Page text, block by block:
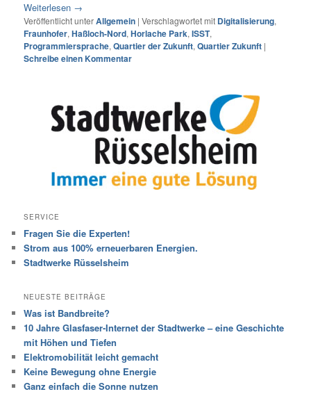
Weiterlesen →
Veröffentlicht unterAllgemein |Verschlagwortet mit Digitalisierung,
Fraunhofer,Haßloch-Nord,Horlache Park,ISST,
Programmiersprache,Quartier der Zukunft,Quartier Zukunft |
Schreibe einen Kommentar
SERVICE
Fragen Sie die Experten!
Strom aus 100% erneuerbaren Energien.
Stadtwerke Rüsselsheim
NEUESTE BEITRÄGE
Was ist Bandbreite?
10 Jahre Glasfaser-Internet der Stadtwerke – eine Geschichte
mit Höhen und Tiefen
Elektromobilität leicht gemacht
Keine Bewegung ohne Energie
Ganz einfach die Sonne nutzen